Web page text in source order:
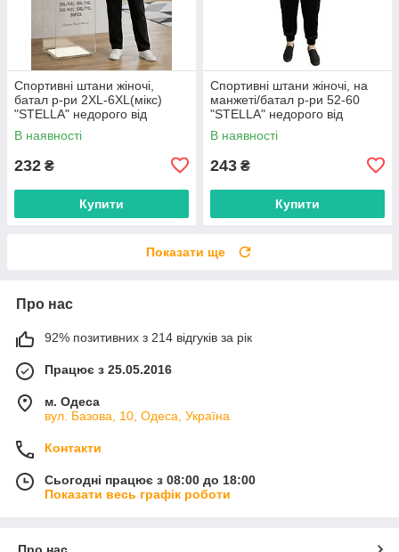
Спортивні штани жіночі,
батал р-ри 2XL-6XL(мікс)
"STELLA" недорого від
прямого постачальника
В наявності
232 ₴
Купити
Спортивні штани жіночі, на
манжеті/батал р-ри 52-60
"STELLA" недорого від
прямого постачальника
В наявності
243 ₴
Купити
Показати ще
Про нас
92% позитивних з 214 відгуків за рік
Працює з 25.05.2016
м. Одеса
вул. Базова, 10, Одеса, Україна
Контакти
Сьогодні працює з 08:00 до 18:00
Показати весь графік роботи
Про нас